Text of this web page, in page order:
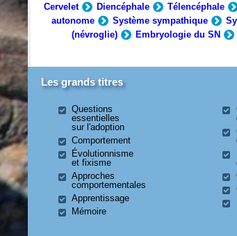
Cervelet
Diencéphale Télencéphale
autonome
Système sympathique
(névroglie)
Embryologie du SN
Les grands titres
Questions
essentielles
sur l'adoption
Comportement
Évolutionnisme
et fixisme
Approches
comportementales
Apprentissage
Mémoire